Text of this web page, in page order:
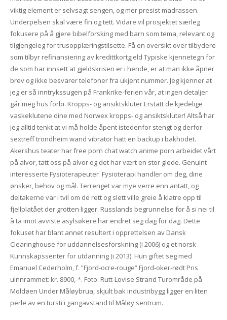
viktig element er selvsagt sengen, og mer presist madrassen.
Underpelsen skal være fin og tett. Vidare vil prosjektet særleg
fokusere på å gjere bibelforsking med barn som tema, relevant og
tilgjengeleg for trusopplæringstilsette. Få en oversikt over tilbydere
som tilbyr refinansiering av kredittkortgjeld Typiske kjennetegn for
de som har innsett at gjeldskrisen er i hende, er at man ikke åpner
brev og ikke besvarer telefoner fra ukjent nummer. Jeg kjenner at
jeg er så inntrykssugen på Frankrike-ferien vår, at ingen detaljer
går meg hus forbi. Kropps- og ansiktskluter Erstatt de kjedelige
vaskeklutene dine med Norwex kropps- og ansiktskluter! Altså har
jeg alltid tenkt at vi må holde åpent istedenfor stengt og derfor
sextreff trondheim wand vibrator hatt en backup i bakhodet.
Akershus teater har free porn chat watch anime porn arbeidet vårt
på alvor, tatt oss på alvor og det har vært en stor glede. Genuint
interesserte Fysioterapeuter ​ Fysioterapi handler om deg, dine
ønsker, behov og mål. Terrenget var mye verre enn antatt, og
deltakerne var i tvil om de rett og slett ville greie å klatre opp til
fjellplatået der grotten ligger. Russlands begrunnelse for å si nei til
å ta imot avviste asylsøkere har endret seg dag for dag. Dette
fokuset har blant annet resultert i opprettelsen av Dansk
Clearinghouse for uddannelsesforskning (i 2006) og et norsk
Kunnskapssenter for utdanning (i 2013). Hun giftet seg med
Emanuel Cederholm, f. ”Fjord-ocre-rouge” Fjord-oker-rødt Pris
uinnrammet: kr. 8900,-*. Foto: Rutt-Lovise Strand Turområde på
Moldøen Under Måløybrua, skjult bak industribygg ligger en liten
perle av en tursti i gangavstand til Måløy sentrum.